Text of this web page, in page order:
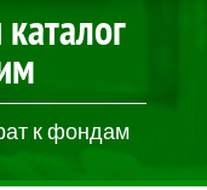
к фондам